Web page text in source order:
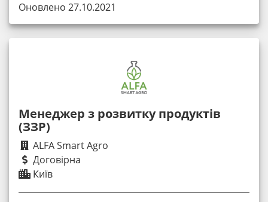
Оновлено 27.10.2021
Менеджер з розвитку продуктів
(ЗЗР)
ALFA Smart Agro
Договірна
Київ